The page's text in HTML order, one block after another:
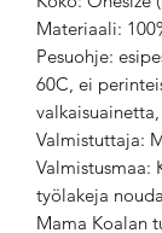
Materiaali:
Pesuohje:
60C, ei
Valmistuttaja:
Valmistusmaa:
työlakeja
Mama Koalan